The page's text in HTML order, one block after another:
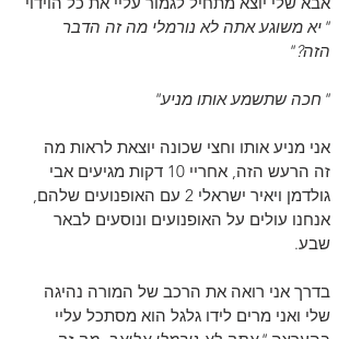
"יא משוגע אתה לא נורמלי מה זה הדבר
הזה?"
"חכה שתשמע אותו מניע"
אני מניע אותו וחצי שכונה יוצאת לראות מה
זה הרעש הזה, אחריי 10 דקות מגיעים אבי
גולדמן ויאיר ישראלי 2 עם האופנועים שלהם,
אנחנו עולים על האופנועים ונוסעים לבאר
שבע.
בדרך אני רואה את הרכב של המורה נהיגה
שלי ואני מרים לידו גלגל הוא מסתכל עליי